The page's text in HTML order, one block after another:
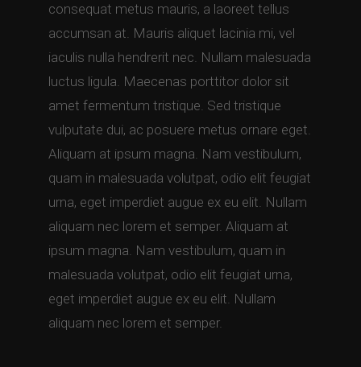
consequat metus mauris, a laoreet tellus
accumsan at. Mauris aliquet lacinia mi, vel
iaculis nulla hendrerit nec. Nullam malesuada
luctus ligula. Maecenas porttitor dolor sit
amet fermentum tristique. Sed tristique
vulputate dui, ac posuere metus ornare eget.
Aliquam at ipsum magna. Nam vestibulum,
quam in malesuada volutpat, odio elit feugiat
urna, eget imperdiet augue ex eu elit. Nullam
aliquam nec lorem et semper. Aliquam at
ipsum magna. Nam vestibulum, quam in
malesuada volutpat, odio elit feugiat urna,
eget imperdiet augue ex eu elit. Nullam
aliquam nec lorem et semper.